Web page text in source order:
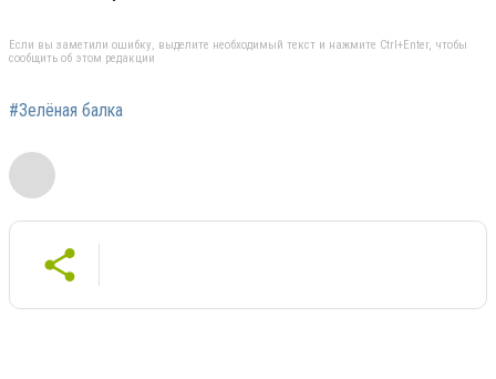
Если вы заметили ошибку, выделите необходимый текст и нажмите Ctrl+Enter, чтобы
сообщить об этом редакции
#Зелёная балка